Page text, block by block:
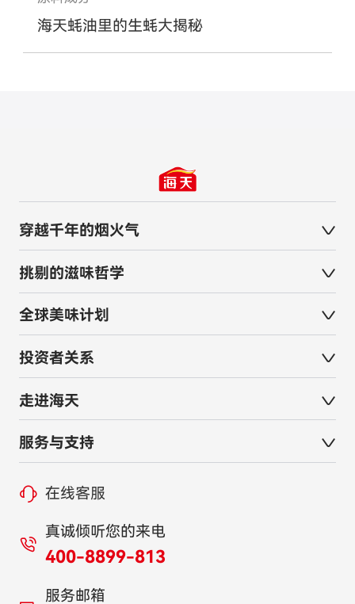
海天蚝油里的生蚝大揭秘
穿越千年的烟火气
挑剔的滋味哲学
全球美味计划
投资者关系
走进海天
服务与支持
在线客服
真诚倾听您的来电
400-8899-813
服务邮箱